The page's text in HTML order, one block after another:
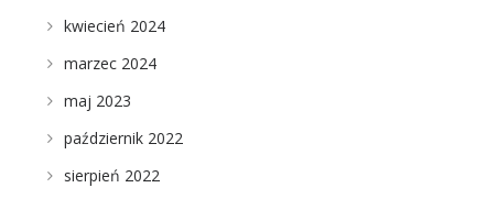
kwiecień 2024
marzec 2024
maj 2023
październik 2022
sierpień 2022